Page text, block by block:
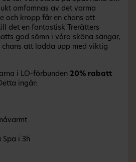
omfamnas av det varma
och kropp får en chans att
det en fantastisk Trerätters
god sömn i våra sköna sängar,
chans att ladda upp med viktig
i LO-förbunden 20% rabatt
ingår:
Spa i 3h